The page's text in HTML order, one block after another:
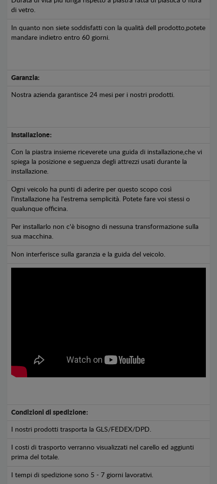
di vetro.
In quanto non siete soddisfatti con la qualità dell prodotto,potete
mandare indietro entro 60 giorni.
Garanzia:
Nostra azienda garantisce 24 mesi per i nostri prodotti.
Installazione:
Con la piastra insieme riceverete una guida di installazione,che vi
spiega la posizione e seguenza degli attrezzi usati durante la
installazione.
Ogni veicolo ha punti di aderire per questo scopo così
l'installazione ha l'estrema semplicità. Potete fare voi stessi o
qualunque officina.
Per installarlo non c'è bisogno di nessuna transformazione sulla
sua macchina.
Non interferisce sulla garanzia e la guida del veicolo.
Condizioni di spedizione:
I nostri prodotti trasporta la GLS/FEDEX/DPD.
I costi di trasporto verranno visualizzati nel carello ed aggiunti
prima del totale.
I tempi di spedizione sono 5 - 7 giorni lavorativi.